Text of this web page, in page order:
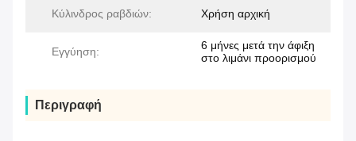
Κύλινδρος ραβδιών: Χρήση αρχική
Εγγύηση:
6 μήνες μετά την άφιξη
στο λιμάνι προορισμού
Περιγραφή